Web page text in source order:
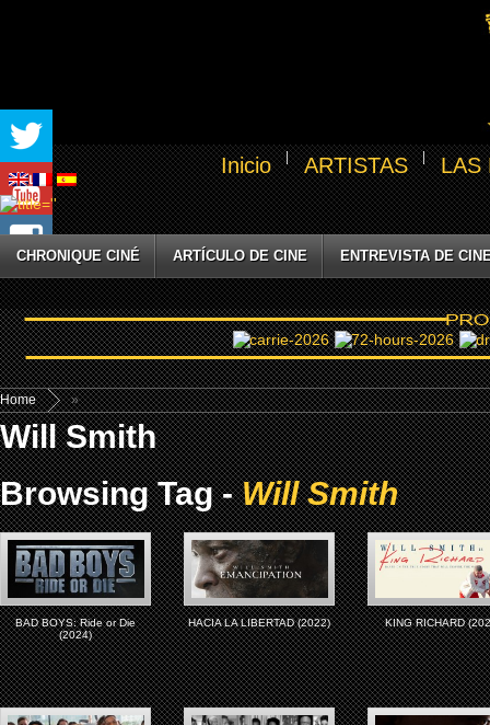
Inicio ARTISTAS LAS
CHRONIQUE CINÉ ARTÍCULO DE CINE ENTREVISTA DE
Home »
Will Smith
Browsing Tag -Will Smith
BAD BOYS: Ride or Die
(2024)
HACIA LA LIBERTAD (2022) KING RICHARD